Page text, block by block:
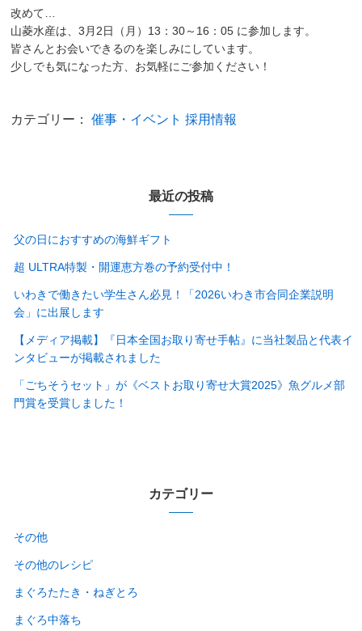
改めて…
山菱水産は、3月2日（月）13：30～16：05 に参加します。
皆さんとお会いできるのを楽しみにしています。
少しでも気になった方、お気軽にご参加ください！
カテゴリー：催事・イベント 採用情報
最近の投稿
父の日におすすめの海鮮ギフト
超 ULTRA特製・開運恵方巻の予約受付中！
いわきで働きたい学生さん必見！「2026いわき市合同企業説明
会」に出展します
【メディア掲載】『日本全国お取り寄せ手帖』に当社製品と代表イ
ンタビューが掲載されました
「ごちそうセット」が《ベストお取り寄せ大賞2025》魚グルメ部
門賞を受賞しました！
カテゴリー
その他
その他のレシピ
まぐろたたき・ねぎとろ
まぐろ中落ち